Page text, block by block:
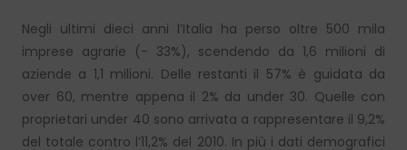
Negli ultimi dieci anni l’Italia ha perso oltre 500 mila
imprese agrarie (- 33%), scendendo da 1,6 milioni di
aziende a 1,1 milioni. Delle restanti il 57% è guidata da
over 60, mentre appena il 2% da under 30. Quelle con
proprietari under 40 sono arrivata a rappresentare il 9,2%
del totale contro l’11,2% del 2010. In più i dati demografici